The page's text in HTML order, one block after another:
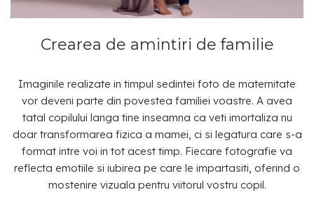
Crearea de amintiri de familie
Imaginile realizate in timpul sedintei foto de maternitate
vor deveni parte din povestea familiei voastre. A avea
tatal copilului langa tine inseamna ca veti imortaliza nu
doar transformarea fizica a mamei, ci si legatura care s-a
format intre voi in tot acest timp. Fiecare fotografie va
reflecta emotiile si iubirea pe care le impartasiti, oferind o
mostenire vizuala pentru viitorul vostru copil.